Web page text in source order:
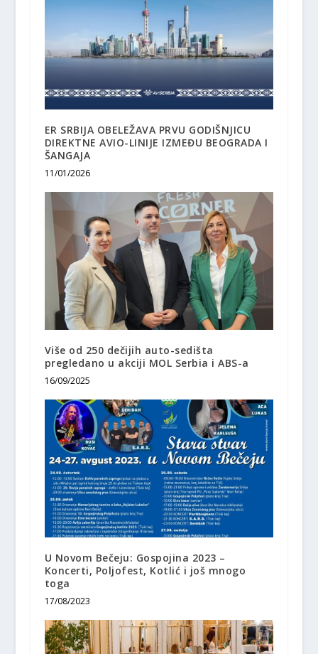
ER SRBIJA OBELEŽAVA PRVU GODIŠNJICU
DIREKTNE AVIO-LINIJE IZMEĐU BEOGRADA I
ŠANGAJA
11/01/2026
Više od 250 dečijih auto-sedišta
pregledano u akciji MOL Serbia i ABS-a
16/09/2025
U Novom Bečeju: Gospojina 2023 –
Koncerti, Poljofest, Kotlić i još mnogo
toga
17/08/2023